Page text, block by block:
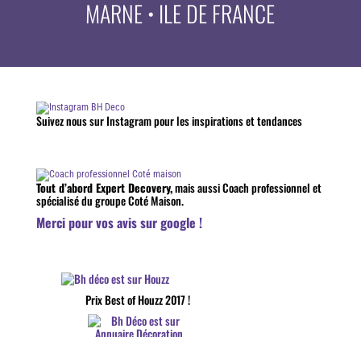
MARNE • ILE DE FRANCE
Suivez nous sur Instagram pour les inspirations et tendances
Tout d’abord Expert Decovery,mais aussi Coach professionnel et
spécialisé du groupe Coté Maison.
Merci pour vos avis sur google !
Prix Best of Houzz 2017 !